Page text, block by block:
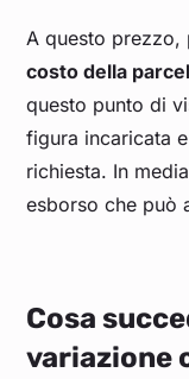
A questo prezzo,
costo della
questo punto di
figura incaricata
richiesta. In
esborso che può
Cosa
variazione